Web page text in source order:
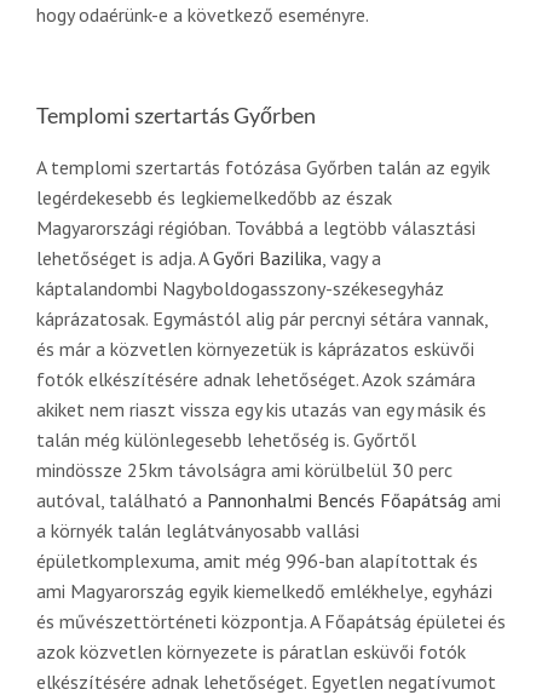
hogy odaérünk-e a következő eseményre.
Templomi szertartás Győrben
A templomi szertartás fotózása Győrben talán az egyik
legérdekesebb és legkiemelkedőbb az észak
Magyarországi régióban. Továbbá a legtöbb választási
lehetőséget is adja. AGyőri Bazilika , vagy a
káptalandombi Nagyboldogasszony-székesegyház
káprázatosak. Egymástól alig pár percnyi sétára vannak,
és már a közvetlen környezetük is káprázatos esküvői
fotók elkészítésére adnak lehetőséget. Azok számára
akiket nem riaszt vissza egy kis utazás van egy másik és
talán még különlegesebb lehetőség is. Győrtől
mindössze 25km távolságra ami körülbelül 30 perc
autóval, található a Pannonhalmi Bencés Főapátság ami
a környék talán leglátványosabb vallási
épületkomplexuma, amit még 996-ban alapítottak és
ami Magyarország egyik kiemelkedő emlékhelye, egyházi
és művészettörténeti központja. A Főapátság épületei és
azok közvetlen környezete is páratlan esküvői fotók
elkészítésére adnak lehetőséget. Egyetlen negatívumot